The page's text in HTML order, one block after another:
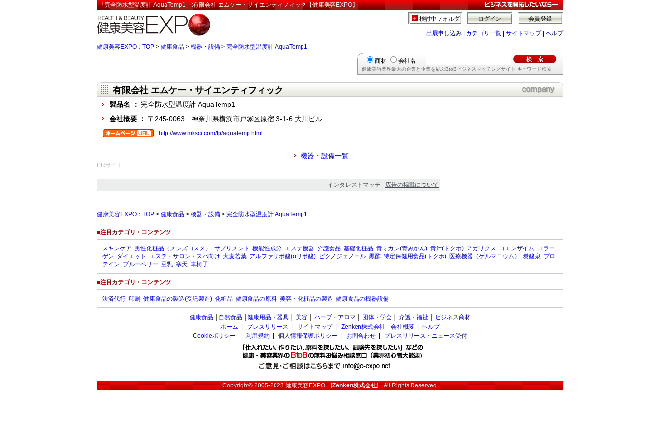
「完全防水型温度計 AquaTemp1」:有限会社 エムケー・サイエンティフィック【健康美容EXPO】
会員登録
ログイン
検討中フォルダ
出展申し込み カテゴリ一覧 サイトマップ| ヘルプ
健康美容EXPO：TOP > 健康食品 > 機器・設備 > 完全防水型温度計 AquaTemp1
商材 会社名
健康美容業界最大の企業と企業を結ぶBtoBビジネスマッチングサイト キーワード検索
有限会社 エムケー・サイエンティフィック
製品名 ： 完全防水型温度計 AquaTemp1
会社概要 ： 〒245-0063 神奈川県横浜市戸塚区原宿 3-1-6 大川ビル
http://www.mksci.com/tp/aquatemp.html
機器・設備一覧
PRサイト
インタレストマッチ - 広告の掲載について
健康美容EXPO：TOP > 健康食品 > 機器・設備 > 完全防水型温度計 AquaTemp1
■注目カテゴリ・コンテンツ
スキンケア 男性化粧品（メンズコスメ） サプリメント 機能性成分 エステ機器 介護食品 基礎化粧品 青ミカン(青みかん) 青汁(トクホ) アガリクス コエンザイム コラー
ゲン ダイエット エステ・サロン・スパ向け 大麦若葉 アルファリポ酸(αリポ酸) ピクノジェノール 黒酢 特定保健用食品(トクホ) 医療機器（ゲルマニウム） 炭酸泉 プロ
テイン ブルーベリー 豆乳 寒天 車椅子
■注目カテゴリ・コンテンツ
決済代行 印刷 健康食品の製造(受託製造) 化粧品 健康食品の原料 美容・化粧品の製造 健康食品の機器設備
健康食品 自然食品 健康用品・器具 美容 ハーブ・アロマ 団体・学会 介護・福祉
ビジネス商材
ホーム
プレスリリース サイトマップ| Zenken株式会社 会社概要
ヘルプ
Cookieポリシー
利用規約 個人情報保護ポリシー お問合わせ プレスリリース・ニュース受付
Copyright© 2005-2023健康美容EXPO[Zenken株式会社] All Rights Reserved.